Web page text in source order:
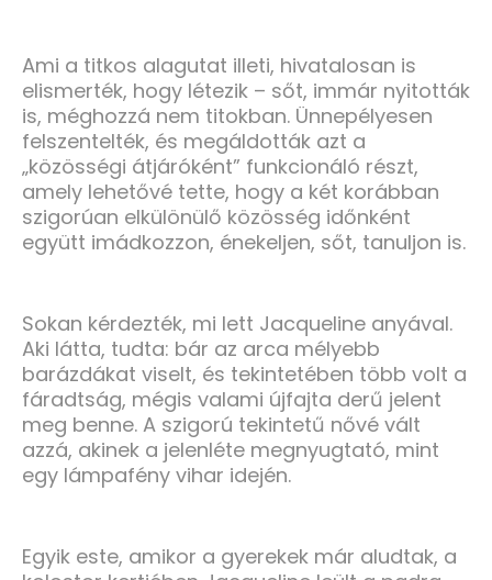
Ami a titkos alagutat illeti, hivatalosan is
elismerték, hogy létezik – sőt, immár nyitották
is, méghozzá nem titokban. Ünnepélyesen
felszentelték, és megáldották azt a
„közösségi átjáróként” funkcionáló részt,
amely lehetővé tette, hogy a két korábban
szigorúan elkülönülő közösség időnként
együtt imádkozzon, énekeljen, sőt, tanuljon is.
Sokan kérdezték, mi lett Jacqueline anyával.
Aki látta, tudta: bár az arca mélyebb
barázdákat viselt, és tekintetében több volt a
fáradtság, mégis valami újfajta derű jelent
meg benne. A szigorú tekintetű nővé vált
azzá, akinek a jelenléte megnyugtató, mint
egy lámpafény vihar idején.
Egyik este, amikor a gyerekek már aludtak, a